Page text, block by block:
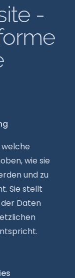
-
wie sie
und zu
Sie stellt
Daten